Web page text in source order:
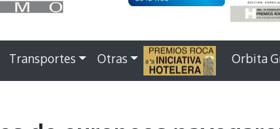
Transportes Otras . Orbita